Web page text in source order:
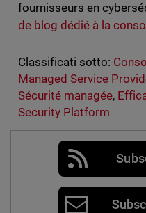
fournisseurs en
de blog dédié à la
Classificati sotto:
Managed Service
Sécurité managée,
Security Platform